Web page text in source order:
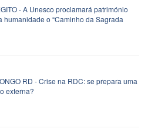
- A Unesco proclamará património
humanidade o “Caminho da Sagrada
RD - Crise na RDC: se prepara uma
externa?